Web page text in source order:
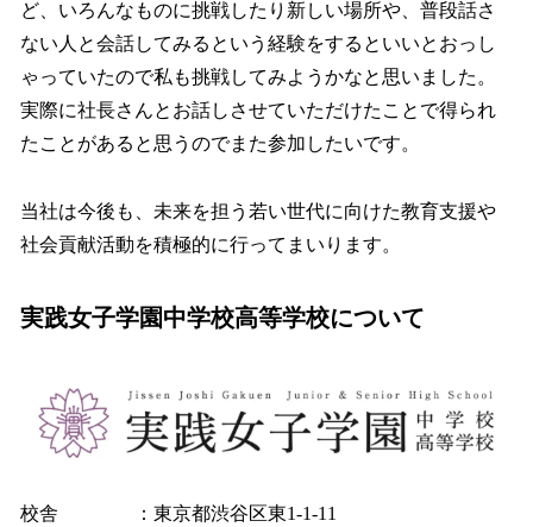
ど、いろんなものに挑戦したり新しい場所や、普段話さ
ない人と会話してみるという経験をするといいとおっし
ゃっていたので私も挑戦してみようかなと思いました。
実際に社長さんとお話しさせていただけたことで得られ
たことがあると思うのでまた参加したいです。
当社は今後も、未来を担う若い世代に向けた教育支援や
社会貢献活動を積極的に行ってまいります。
実践女子学園中学校高等学校について
校舎 ：東京都渋谷区東1-1-11